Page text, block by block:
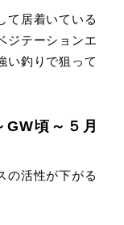
て居着いている
ジテーションエ
い釣りで狙って
頃～５月
の活性が下がる